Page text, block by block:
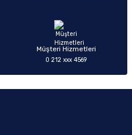
Müşteri Hizmetleri
0 212 xxx 4569